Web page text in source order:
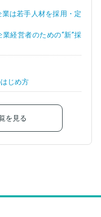
業は若手人材を採用・定
経営者のための“新”採
じめ方
を見る